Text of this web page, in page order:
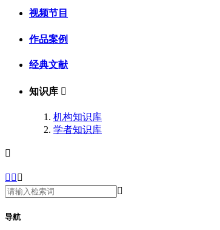
视频节目
作品案例
经典文献
知识库 
机构知识库
学者知识库

  

导航